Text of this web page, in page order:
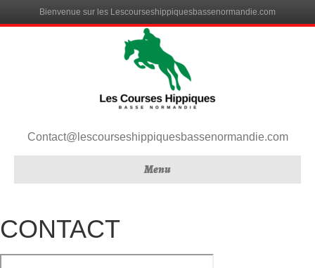
Bienvenue sur les Lescourseshippiquesbassenormandie.com
Contact@lescourseshippiquesbassenormandie.com
Menu
CONTACT